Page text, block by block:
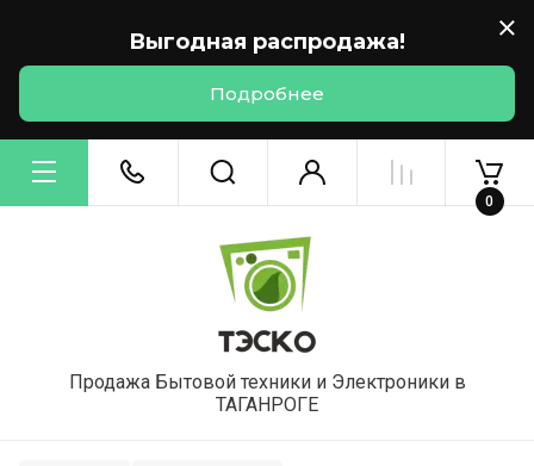
Выгодная распродажа!
Подробнее
Продажа Бытовой техники и Электроники в
ТАГАНРОГЕ
0